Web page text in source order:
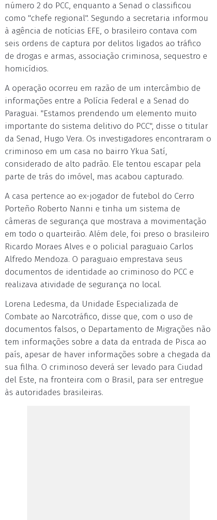
número 2 do PCC, enquanto a Senad o classificou
como "chefe regional". Segundo a secretaria informou
à agência de notícias EFE, o brasileiro contava com
seis ordens de captura por delitos ligados ao tráfico
de drogas e armas, associação criminosa, sequestro e
homicídios.
A operação ocorreu em razão de um intercâmbio de
informações entre a Polícia Federal e a Senad do
Paraguai. "Estamos prendendo um elemento muito
importante do sistema delitivo do PCC", disse o titular
da Senad, Hugo Vera. Os investigadores encontraram o
criminoso em um casa no bairro Ykua Satí,
considerado de alto padrão. Ele tentou escapar pela
parte de trás do imóvel, mas acabou capturado.
A casa pertence ao ex-jogador de futebol do Cerro
Porteño Roberto Nanni e tinha um sistema de
câmeras de segurança que mostrava a movimentação
em todo o quarteirão. Além dele, foi preso o brasileiro
Ricardo Moraes Alves e o policial paraguaio Carlos
Alfredo Mendoza. O paraguaio emprestava seus
documentos de identidade ao criminoso do PCC e
realizava atividade de segurança no local.
Lorena Ledesma, da Unidade Especializada de
Combate ao Narcotráfico, disse que, com o uso de
documentos falsos, o Departamento de Migrações não
tem informações sobre a data da entrada de Pisca ao
país, apesar de haver informações sobre a chegada da
sua filha. O criminoso deverá ser levado para Ciudad
del Este, na fronteira com o Brasil, para ser entregue
às autoridades brasileiras.